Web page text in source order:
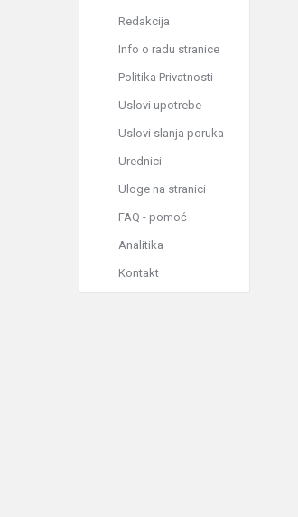
Redakcija
Info o radu stranice
Politika Privatnosti
Uslovi upotrebe
Uslovi slanja poruka
Urednici
Uloge na stranici
FAQ - pomoć
Analitika
Kontakt